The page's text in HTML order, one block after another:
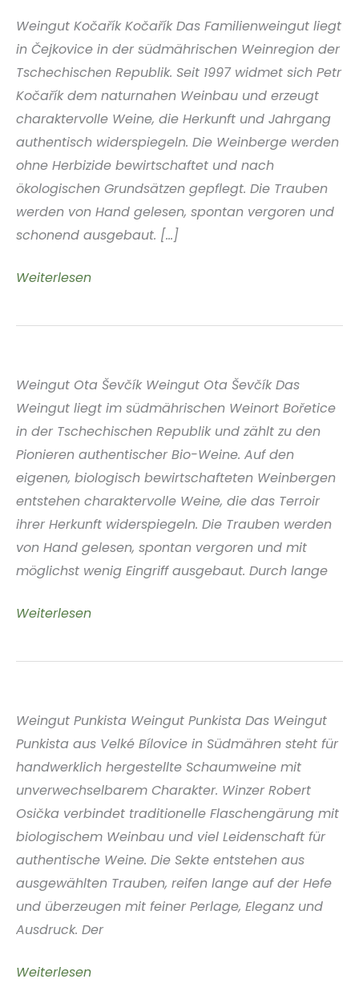
Weingut Kočařík Kočařík Das Familienweingut liegt
in Čejkovice in der südmährischen Weinregion der
Tschechischen Republik. Seit 1997 widmet sich Petr
Kočařík dem naturnahen Weinbau und erzeugt
charaktervolle Weine, die Herkunft und Jahrgang
authentisch widerspiegeln. Die Weinberge werden
ohne Herbizide bewirtschaftet und nach
ökologischen Grundsätzen gepflegt. Die Trauben
werden von Hand gelesen, spontan vergoren und
schonend ausgebaut. [...]
Weingut
Südmähren
Weiterlesen
Weingut Ota Ševčík Weingut Ota Ševčík Das
Weingut liegt im südmährischen Weinort Bořetice
in der Tschechischen Republik und zählt zu den
Pionieren authentischer Bio-Weine. Auf den
eigenen, biologisch bewirtschafteten Weinbergen
entstehen charaktervolle Weine, die das Terroir
ihrer Herkunft widerspiegeln. Die Trauben werden
von Hand gelesen, spontan vergoren und mit
möglichst wenig Eingriff ausgebaut. Durch lange
Weingut
Ševčík
Republik
Weiterlesen
Weingut Punkista Weingut Punkista Das Weingut
Punkista aus Velké Bílovice in Südmähren steht für
handwerklich hergestellte Schaumweine mit
unverwechselbarem Charakter. Winzer Robert
Osička verbindet traditionelle Flaschengärung mit
biologischem Weinbau und viel Leidenschaft für
authentische Weine. Die Sekte entstehen aus
ausgewählten Trauben, reifen lange auf der Hefe
und überzeugen mit feiner Perlage, Eleganz und
Ausdruck. Der
Weingut
Weiterlesen